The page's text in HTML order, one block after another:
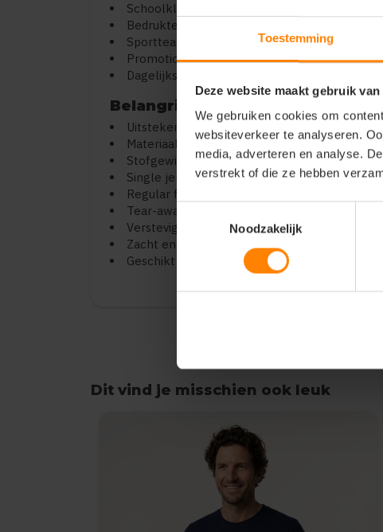
Toestemming
Deze website maakt gebruik
We gebruiken cookies om
websiteverkeer te analyseren.
media, adverteren en analyse.
verstrekt of die ze hebben
Toestemmingsselectie
Noodzakelijk
Schoolkleding en klassenshirts
Bedrukte kinder T-shirts
Sportteams en verenigingen
Promotionele acties
Dagelijks gebruik
Belangrijkste kenmerken:
Uitstekend geschikt voor bedrukken en
Materiaal: 100% ringgesponnen katoen
Stofgewicht: ca. 155 g/m²
Single jersey kwaliteit
Regular fit (kids)
Tear-away label in de hals
Verstevigde schoudernaden
Zacht en duurzaam materiaal
Geschikt voor intensief wassen
Dit vind je misschien ook leuk